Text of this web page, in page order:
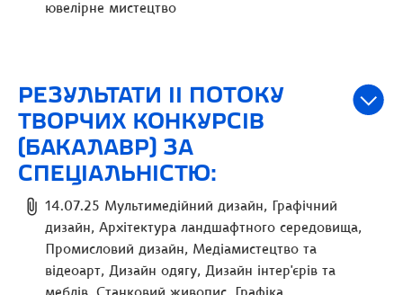
ювелірне мистецтво
РЕЗУЛЬТАТИ IІ ПОТОКУ
ТВОРЧИХ КОНКУРСІВ
(БАКАЛАВР) ЗА
СПЕЦІАЛЬНІСТЮ:
14.07.25 Мультимедійний дизайн, Графічний
дизайн, Архітектура ландшафтного середовища,
Промисловий дизайн, Медіамистецтво та
відеоарт, Дизайн одягу, Дизайн інтер'єрів та